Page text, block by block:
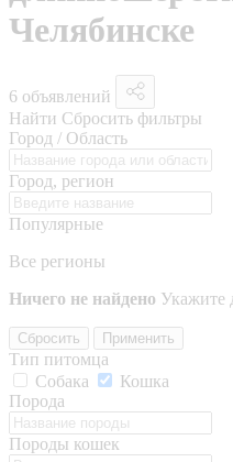
Челябинске
6 объявлений
Найти Сбросить фильтры
Город / Область
Город, регион
Популярные
Все регионы
Ничего не найдено Укажите
Сбросить Применить
Тип питомца
Собака
Кошка
Порода
Породы кошек